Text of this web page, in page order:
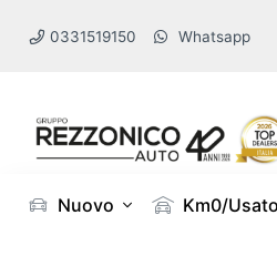
0331519150 Whatsapp
Nuovo Km0/Usato